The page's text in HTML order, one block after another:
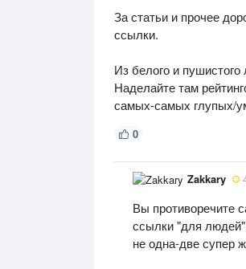
За статьи и прочее
ссылки.
Из белого и пушистого
Наделайте там
самых-самых глупых/
0
Zakkary
Вы противоречите
ссылки "для
не одна-две супер